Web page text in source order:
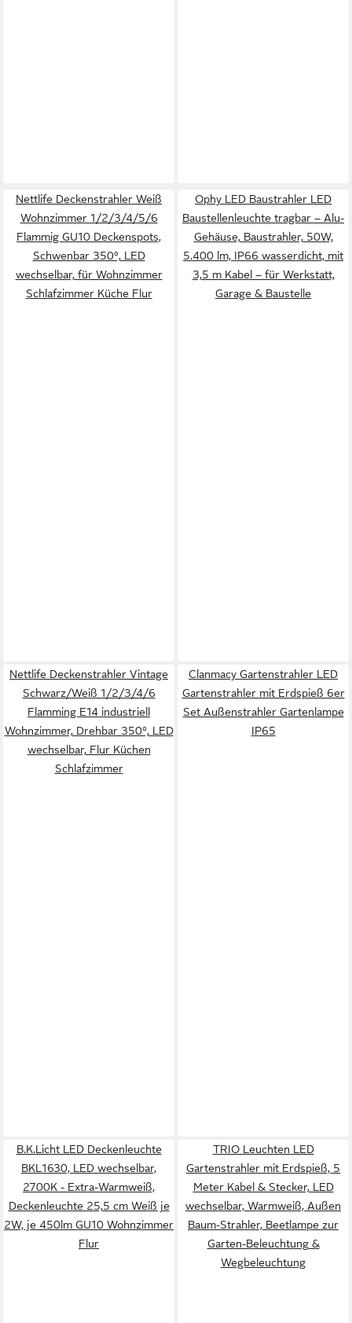
Nettlife Deckenstrahler Weiß
Wohnzimmer 1/2/3/4/5/6
Flammig GU10 Deckenspots,
Schwenbar 350°, LED
wechselbar, für Wohnzimmer
Schlafzimmer Küche Flur
Ophy LED Baustrahler LED
Baustellenleuchte tragbar – Alu-
Gehäuse, Baustrahler, 50W,
5.400 lm, IP66 wasserdicht, mit
3,5 m Kabel – für Werkstatt,
Garage & Baustelle
Nettlife Deckenstrahler Vintage
Schwarz/Weiß 1/2/3/4/6
Flamming E14 industriell
Wohnzimmer, Drehbar 350°, LED
wechselbar, Flur Küchen
Schlafzimmer
Clanmacy Gartenstrahler LED
Gartenstrahler mit Erdspieß 6er
Set Außenstrahler Gartenlampe
IP65
B.K.Licht LED Deckenleuchte
BKL1630, LED wechselbar,
2700K - Extra-Warmweiß,
Deckenleuchte 25,5 cm Weiß je
2W, je 450lm GU10 Wohnzimmer
Flur
TRIO Leuchten LED
Gartenstrahler mit Erdspieß, 5
Meter Kabel & Stecker, LED
wechselbar, Warmweiß, Außen
Baum-Strahler, Beetlampe zur
Garten-Beleuchtung &
Wegbeleuchtung